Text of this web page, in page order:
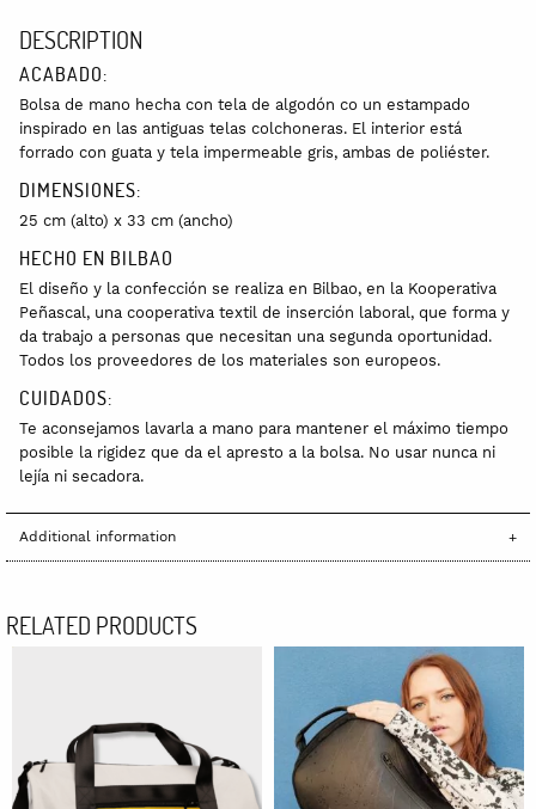
DESCRIPTION
ACABADO:
Bolsa de mano hecha con tela de algodón co un estampado
inspirado en las antiguas telas colchoneras. El interior está
forrado con guata y tela impermeable gris, ambas de poliéster.
DIMENSIONES:
25 cm (alto) x 33 cm (ancho)
HECHO EN BILBAO
El diseño y la confección se realiza en Bilbao, en la Kooperativa
Peñascal, una cooperativa textil de inserción laboral, que forma y
da trabajo a personas que necesitan una segunda oportunidad.
Todos los proveedores de los materiales son europeos.
CUIDADOS:
Te aconsejamos lavarla a mano para mantener el máximo tiempo
posible la rigidez que da el apresto a la bolsa. No usar nunca ni
lejía ni secadora.
Additional information
RELATED PRODUCTS